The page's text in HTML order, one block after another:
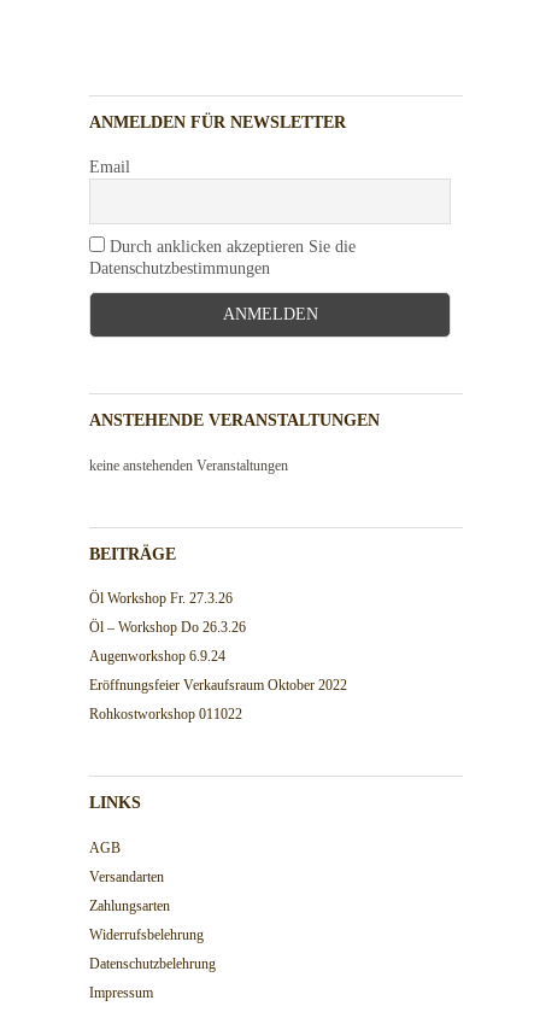
ANMELDEN FÜR NEWSLETTER
Email
Durch anklicken akzeptieren Sie die
Datenschutzbestimmungen
ANSTEHENDE VERANSTALTUNGEN
keine anstehenden Veranstaltungen
BEITRÄGE
Öl Workshop Fr. 27.3.26
Öl – Workshop Do 26.3.26
Augenworkshop 6.9.24
Eröffnungsfeier Verkaufsraum Oktober 2022
Rohkostworkshop 011022
LINKS
AGB
Versandarten
Zahlungsarten
Widerrufsbelehrung
Datenschutzbelehrung
Impressum